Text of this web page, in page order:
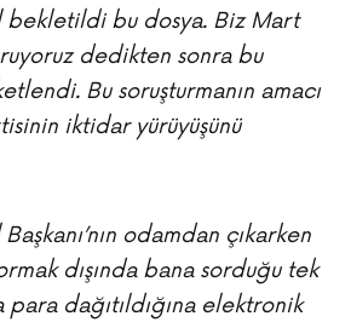
bekletildi bu dosya. Biz Mart
dedikten sonra bu
Bu soruşturmanın amacı
iktidar yürüyüşünü
Başkanı’nın odamdan çıkarken
dışında bana sorduğu tek
para dağıtıldığına elektronik